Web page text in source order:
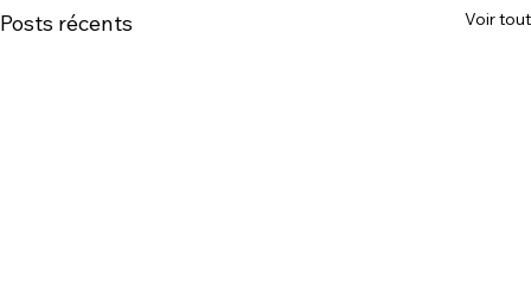
Posts récents Voir tout